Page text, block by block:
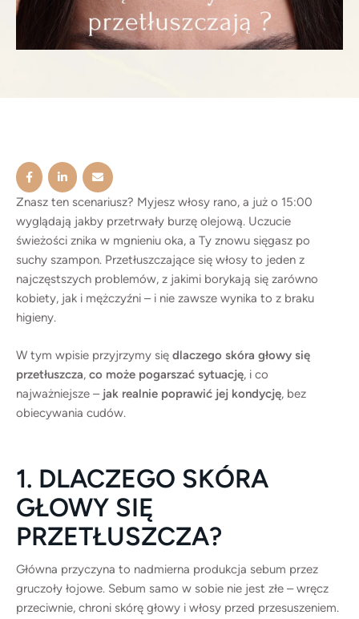
przesuszeniem. Problem pojawia się wtedy, gdy
gruczoły zaczynają pracować zbyt intensywnie.
Czynniki, które mogą nasilać przetłuszczanie się
3. Czego unikać? Na koniec – coś osobistego:
czasu – i to okej. Przetłuszczające się włosy nie są
oznaką brudu, tylko potrzebują trochę więcej
zrozumienia i troski. Czasem wystarczy jeden
drobny krok – inny szampon, lepsze nawyki – by
zauważyć różnicę. Umów się na Trychologiczną
Konsultację i Peeling Skóry Głowy! Nadmierne
przetłuszczanie się włosów to często sygnał, że
skóra głowy potrzebuje głębszej troski. Umów się
przyczynę problemu i dobrać pielęgnację
dopasowaną do Twoich potrzeb. Pozwól włosom
odzyskać lekkość, objętość i świeżość na dłużej.
Konsultacja TrychologicznaTrychologiczny Peeling
Znasz ten scenariusz? Myjesz włosy rano, a już o 15:00
wyglądają jakby przetrwały burzę olejową. Uczucie
świeżości znika w mgnieniu oka, a Ty znowu sięgasz po
suchy szampon. Przetłuszczające się włosy to jeden z
najczęstszych problemów, z jakimi borykają się zarówno
kobiety, jak i mężczyźni – i nie zawsze wynika to z braku
higieny.
W tym wpisie przyjrzymy się dlaczego skóra głowy się
przetłuszcza, co może pogarszać sytuację, i co
najważniejsze – jak realnie poprawić jej kondycję, bez
obiecywania cudów.
1. DLACZEGO SKÓRA
GŁOWY SIĘ
PRZETŁUSZCZA?
Główna przyczyna to nadmierna produkcja sebum przez
gruczoły łojowe. Sebum samo w sobie nie jest złe – wręcz
przeciwnie, chroni skórę głowy i włosy przed przesuszeniem.